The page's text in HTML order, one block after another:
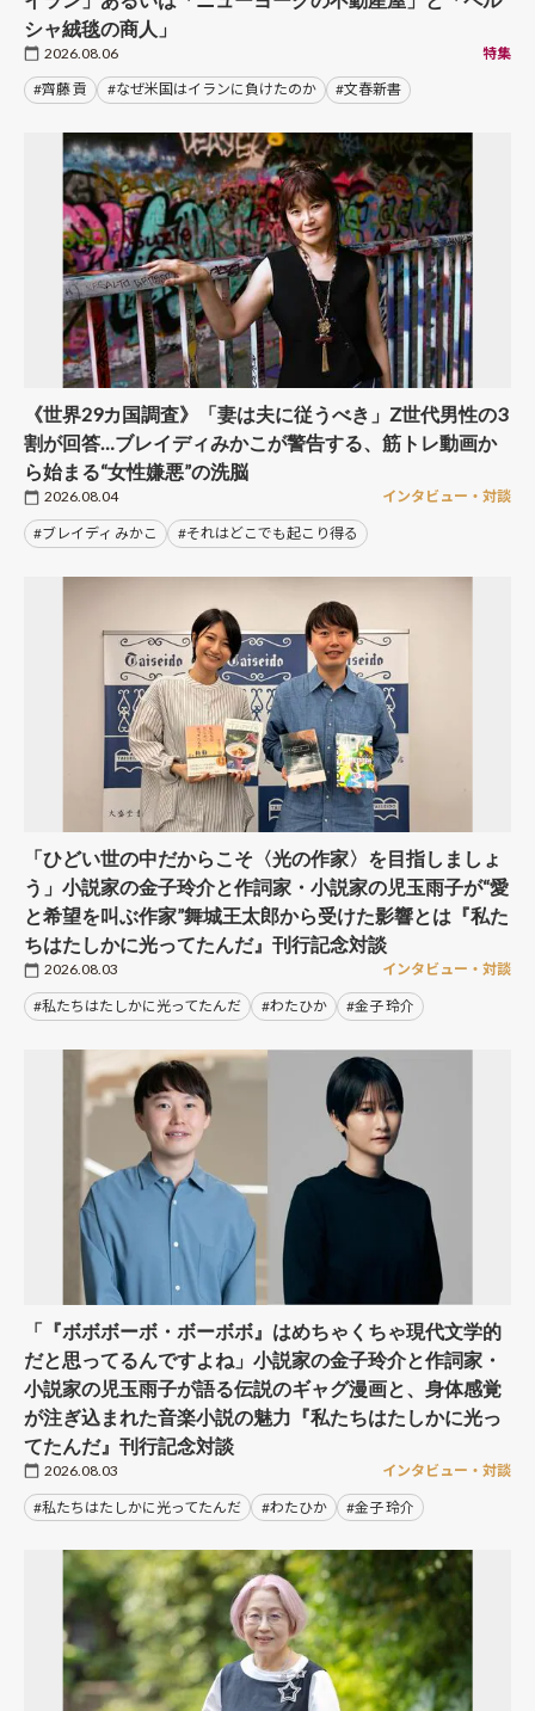
シャ絨毯の商人」
2026.08.06 特集
#齊藤 貢 #なぜ米国はイランに負けたのか #文春新書
《世界29カ国調査》「妻は夫に従うべき」Z世代男性の3
割が回答…ブレイディみかこが警告する、筋トレ動画か
ら始まる“女性嫌悪”の洗脳
2026.08.04 インタビュー・対談
#ブレイディ みかこ #それはどこでも起こり得る
「ひどい世の中だからこそ〈光の作家〉を目指しましょ
う」小説家の金子玲介と作詞家・小説家の児玉雨子が“愛
と希望を叫ぶ作家”舞城王太郎から受けた影響とは『私た
ちはたしかに光ってたんだ』刊行記念対談
2026.08.03 インタビュー・対談
#私たちはたしかに光ってたんだ #わたひか #金子 玲介
「『ボボボーボ・ボーボボ』はめちゃくちゃ現代文学的
だと思ってるんですよね」小説家の金子玲介と作詞家・
小説家の児玉雨子が語る伝説のギャグ漫画と、身体感覚
が注ぎ込まれた音楽小説の魅力『私たちはたしかに光っ
てたんだ』刊行記念対談
2026.08.03 インタビュー・対談
#私たちはたしかに光ってたんだ #わたひか #金子 玲介